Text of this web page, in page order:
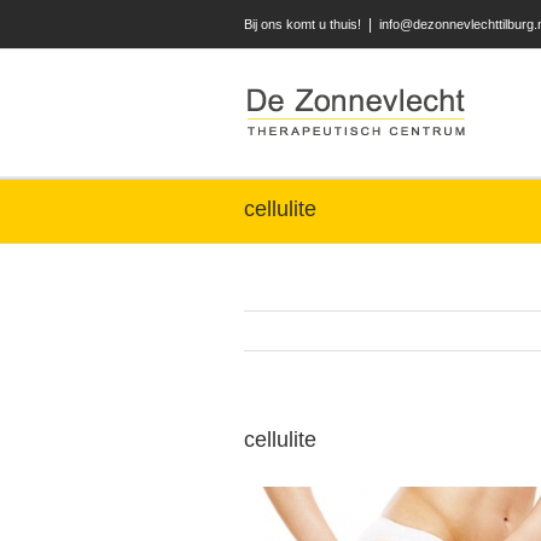
Bij ons komt u thuis!
cellulite
cellulite